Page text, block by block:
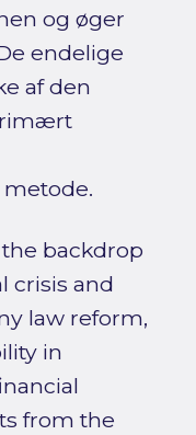
og øger
endelige
af den
backdrop
crisis and
law reform,
in
from the